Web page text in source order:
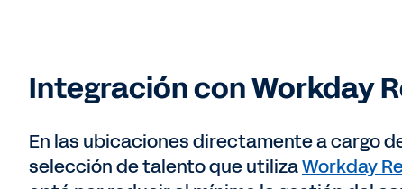
Integración con Workday
En las ubicaciones directamente a cargo
selección de talento que utilizaWorkday